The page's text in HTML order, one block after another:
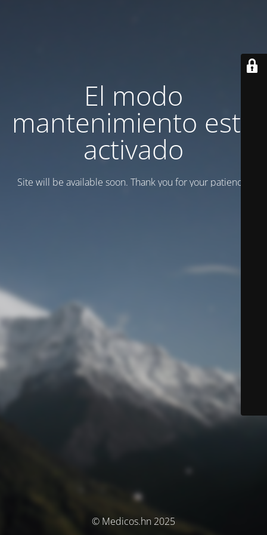
El modo
mantenimiento está
activado
Site will be available soon. Thank you for your patience!
© Medicos.hn 2025